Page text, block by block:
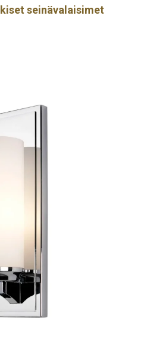
seinävalaisimet